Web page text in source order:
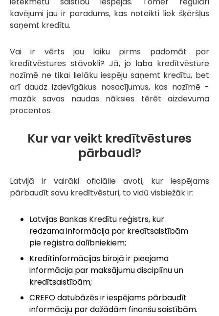
kavējumi jau ir paradums, kas noteikti liek šķēršļus
saņemt kredītu.
Vai ir vērts jau laiku pirms padomāt par
kredītvēstures stāvokli? Jā, jo laba kredītvēsture
nozīmē ne tikai lielāku iespēju saņemt kredītu, bet
arī daudz izdevīgākus nosacījumus, kas nozīmē -
mazāk savas naudas nāksies tērēt aizdevuma
procentos.
Kur var veikt kredītvēstures
pārbaudi?
Latvijā ir vairāki oficiālie avoti, kur iespējams
pārbaudīt savu kredītvēsturi, to vidū visbiežāk ir:
Latvijas Bankas Kredītu reģistrs, kur
redzama informācija par kredītsaistībām
pie reģistra dalībniekiem;
Kredītinformācijas birojā ir pieejama
informācija par maksājumu disciplīnu un
kredītsaistībām;
CREFO datubāzēs ir iespējams pārbaudīt
informāciju par dažādām finanšu saistībām.